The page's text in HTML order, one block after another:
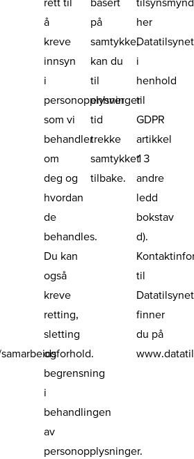
å
kreve
innsyn
i
personopplysninger
som vi
behandler
om
deg og
hvordan
de
behandles.
Du kan
også
kreve
retting,
sletting
og
begrensning
i
behandlingen
av
personopplysninger.
på
samtykke,
kan du
til
enhver
tid
trekke
samtykket
tilbake.
her
i
henhold
til
GDPR
artikkel
13
andre
ledd
bokstav
d).
til
Datatilsynet
finner
du på